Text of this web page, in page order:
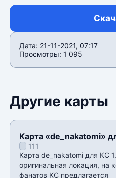
Дата: 21-11-2021, 07:17
Просмотры: 1 095
Другие карты
Карта «de_nakatomi»
111
Карта de_nakatomi для КС
оригинальная локация, на
фанатов КС предлагается